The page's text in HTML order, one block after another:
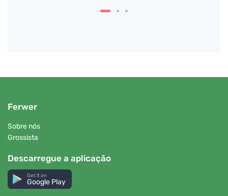
Ferwer
Sobre nós
Grossista
Descarregue a aplicação
Get it on
Google Play